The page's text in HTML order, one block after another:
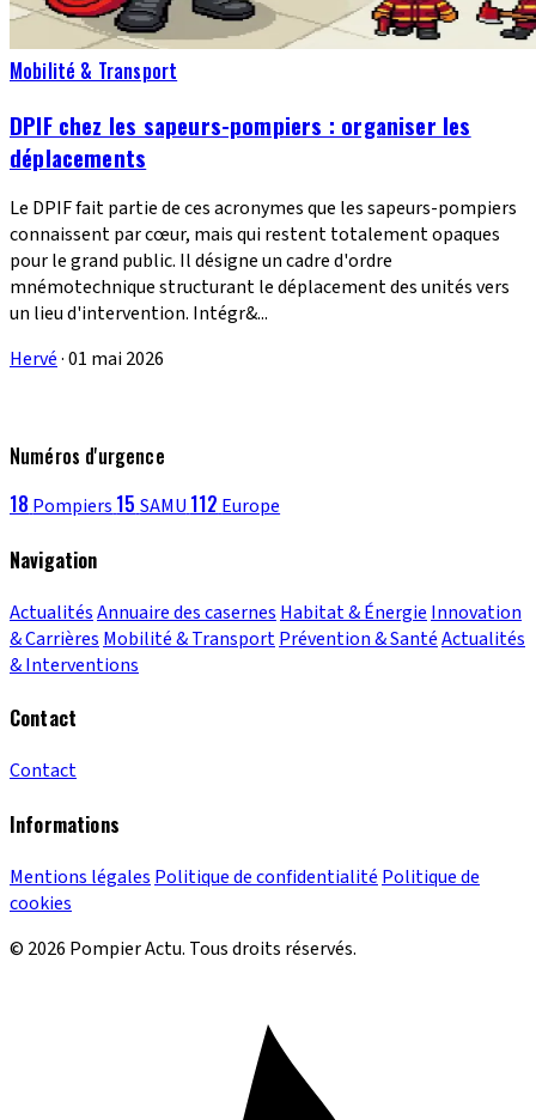
Mobilité & Transport
DPIF chez les sapeurs-pompiers : organiser les
déplacements
Le DPIF fait partie de ces acronymes que les sapeurs-pompiers
connaissent par cœur, mais qui restent totalement opaques
pour le grand public. Il désigne un cadre d'ordre
mnémotechnique structurant le déplacement des unités vers
un lieu d'intervention. Intégr&...
Hervé·01 mai 2026
Numéros d'urgence
18Pompiers15 SAMU112Europe
Navigation
ActualitésAnnuaire des casernes Habitat & Énergie Innovation
& Carrières Mobilité & TransportPrévention & SantéActualités
& Interventions
Contact
Contact
Informations
Mentions légales Politique de confidentialité Politique de
cookies
© 2026 Pompier Actu. Tous droits réservés.